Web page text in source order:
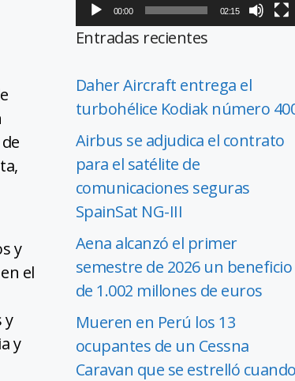
y
el
y
y
00:00 02:15
Entradas recientes
Daher Aircraft entrega el
turbohélice Kodiak número
Airbus se adjudica el contrato
para el satélite de
comunicaciones seguras
SpainSat NG-III
Aena alcanzó el primer
semestre de 2026 un beneficio
de 1.002 millones de euros
Mueren en Perú los 13
ocupantes de un Cessna
Caravan que se estrelló cuando